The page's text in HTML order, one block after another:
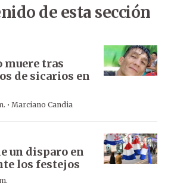
de esta sección
tras
de sicarios en
· Marciano Candia
un disparo en
los festejos